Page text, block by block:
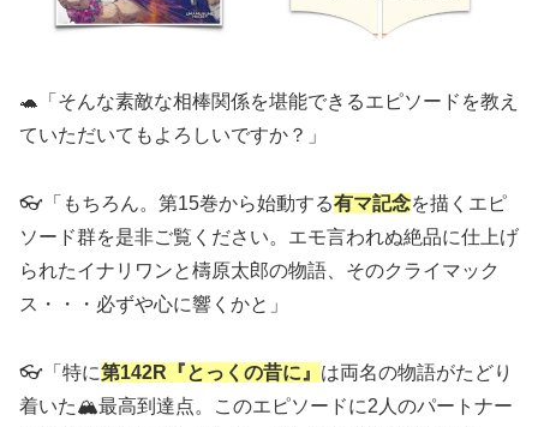
🐢「そんな素敵な相棒関係を堪能できるエピソードを教え
ていただいてもよろしいですか？」
👓「もちろん。第15巻から始動する有マ記念を描くエピ
ソード群を是非ご覧ください。エモ言われぬ絶品に仕上げ
られたイナリワンと檮原太郎の物語、そのクライマック
ス・・・必ずや心に響くかと」
👓「特に第142R『とっくの昔に』 は両名の物語がたどり
着いた🏔️最高到達点。このエピソードに2人のパートナー